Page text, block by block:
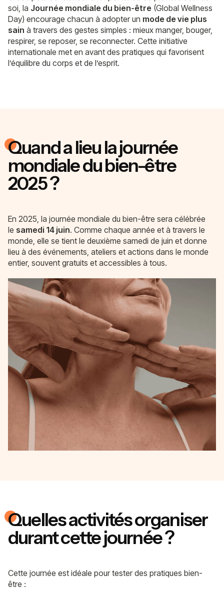
soi, la Journée mondiale du bien-être (Global Wellness
Day) encourage chacun à adopter un mode de vie plus
sain à travers des gestes simples : mieux manger, bouger,
respirer, se reposer, se reconnecter. Cette initiative
internationale met en avant des pratiques qui favorisent
l’équilibre du corps et de l’esprit.
Quand a lieu la journée
mondiale du bien-être
2025 ?
En 2025, la journée mondiale du bien-être sera célébrée
le samedi 14 juin. Comme chaque année et à travers le
monde, elle se tient le deuxième samedi de juin et donne
lieu à des événements, ateliers et actions dans le monde
entier, souvent gratuits et accessibles à tous.
Quelles activités organiser
durant cette journée ?
Cette journée est idéale pour tester des pratiques bien-
être :